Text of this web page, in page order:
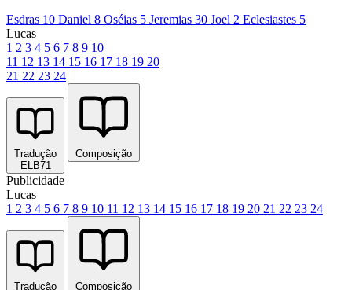
Esdras 10 Daniel 8 Oséias 5 Jeremias 30 Joel 2 Eclesiastes 5
Lucas
1 2 3 4 5 6 7 8 9 10
11 12 13 14 15 16 17 18 19 20
21 22 23 24
Tradução
ELB71
Composição
Publicidade
Lucas
1 2 3 4 5 6 7 8 9 10 11 12 13 14 15 16 17 18 19 20 21 22 23 24
Tradução
Composição